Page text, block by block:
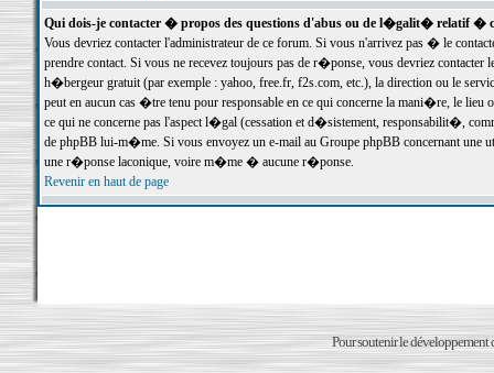
Qui dois-je contacter � propos des questions d'abus ou de l�galit� relatif �
Vous devriez contacter l'administrateur de ce forum. Si vous n'arrivez pas � le
prendre contact. Si vous ne recevez toujours pas de r�ponse, vous devriez
h�bergeur gratuit (par exemple : yahoo, free.fr, f2s.com, etc.), la direction ou le
peut en aucun cas �tre tenu pour responsable en ce qui concerne la mani�re, le
ce qui ne concerne pas l'aspect l�gal (cessation et d�sistement, responsabilit�,
de phpBB lui-m�me. Si vous envoyez un e-mail au Groupe phpBB concernant une
une r�ponse laconique, voire m�me � aucune r�ponse.
Revenir en haut de page
Pour soutenir le développement